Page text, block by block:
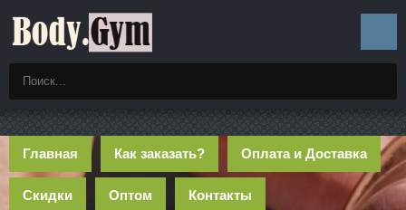
Главная Как заказать? Оплата и Доставка
Скидки Оптом Контакты